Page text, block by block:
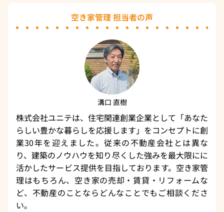
空き家管理 担当者の声
溝口 直樹
株式会社ユニテは、住宅関連創業企業として「あなた
らしい豊かな暮らしを応援します」をコンセプトに創
業30年を迎えました。従来の不動産会社とは異な
り、建築のノウハウを知り尽くした強みを最大限にに
活かしたサービス提供を目指しております。空き家管
理はもちろん、空き家の売却・賃貸・リフォームな
ど、不動産のことならどんなことでもご相談くださ
い。